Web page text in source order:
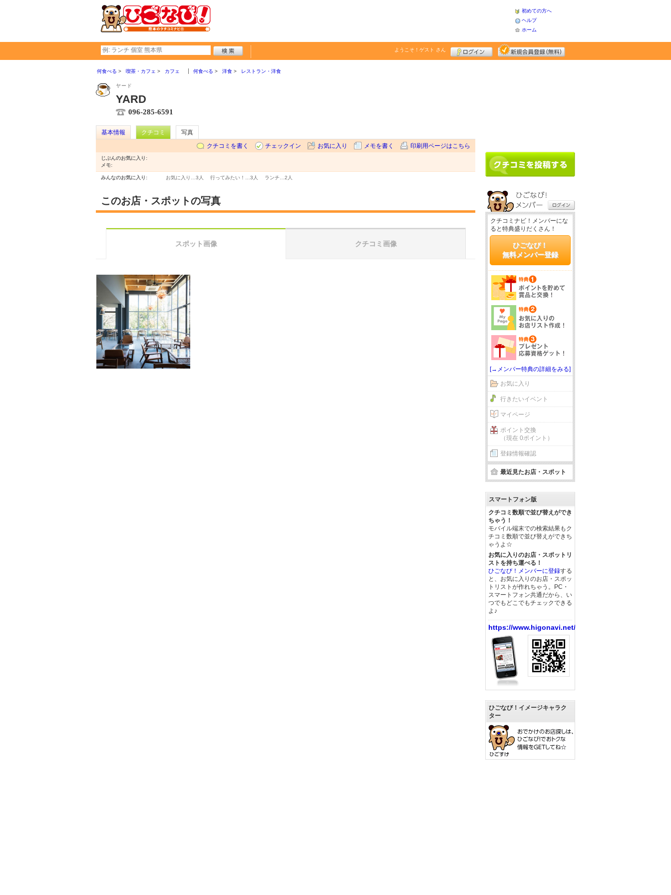
初めての方へ
ヘルプ
ホーム
ようこそ！ ゲスト さん
何食べる 喫茶・カフェ カフェ 何食べる 洋食 レストラン・洋食
ヤード
YARD
096-285-6591
基本情報 クチコミ
写真
クチコミを書く
チェックイン お気に入り メモを書く 印刷用ページはこちら
じぶんのお気に入り:
メモ:
みんなのお気に入り: お気に入り… 3人 行ってみたい！… 3人 ランチ… 2人
このお店・スポットの写真
スポット画像 クチコミ画像
クチコミナビ！メンバーにな
ると特典盛りだくさん！
ひごなび！
無料メンバー登録
[→メンバー特典の詳細をみる]
お気に入り
行きたいイベント
マイページ
ポイント交換
（現在 0ポイント）
登録情報確認
最近見たお店・スポット
スマートフォン版
クチコミ数順で並び替えができ
ちゃう！
モバイル端末での検索結果もク
チコミ数順で並び替えができち
ゃうよ☆
お気に入りのお店・スポットリ
ストを持ち運べる！
ひごなび！メンバーに登録する
と、お気に入りのお店・スポッ
トリストが作れちゃう。PC・
スマートフォン共通だから、い
つでもどこでもチェックできる
よ♪
https://www.higonavi.net/
ひごなび！イメージキャラク
ター